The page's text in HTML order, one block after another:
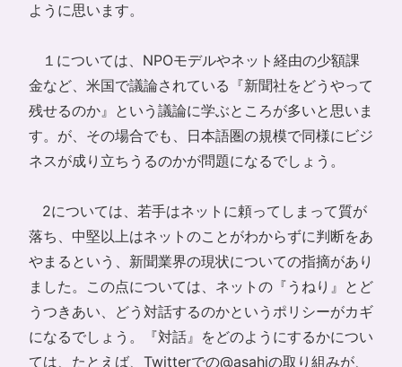
ように思います。
１については、NPOモデルやネット経由の少額課
金など、米国で議論されている『新聞社をどうやって
残せるのか』という議論に学ぶところが多いと思いま
す。が、その場合でも、日本語圏の規模で同様にビジ
ネスが成り立ちうるのかが問題になるでしょう。
2については、若手はネットに頼ってしまって質が
落ち、中堅以上はネットのことがわからずに判断をあ
やまるという、新聞業界の現状についての指摘があり
ました。この点については、ネットの『うねり』とど
うつきあい、どう対話するのかというポリシーがカギ
になるでしょう。『対話』をどのようにするかについ
ては、たとえば、Twitterでの@asahiの取り組みが、